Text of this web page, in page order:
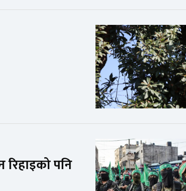
रिहाइको पनि